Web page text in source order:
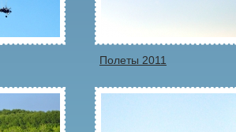
Полеты 2011